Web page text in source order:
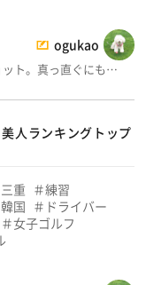
ogukao
ット。真っ直ぐにも…
人ランキングトップ
三重
練習
韓国
ドライバー
女子ゴルフ